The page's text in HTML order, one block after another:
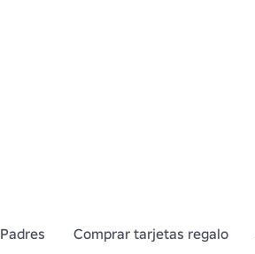
Padres Comprar tarjetas regalo